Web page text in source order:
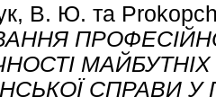
В. Ю. та
МАЙБУТНІХ
СПРАВИ У